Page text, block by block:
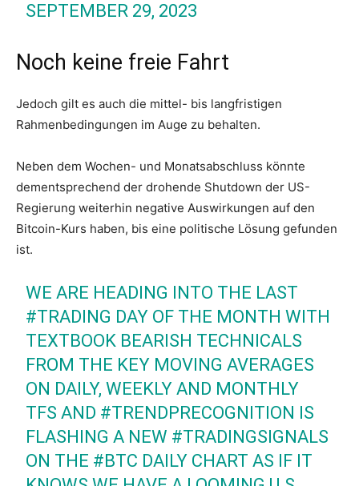
SEPTEMBER 29, 2023
Noch keine freie Fahrt
Jedoch gilt es auch die mittel- bis langfristigen
Rahmenbedingungen im Auge zu behalten.
Neben dem Wochen- und Monatsabschluss könnte
dementsprechend der drohende Shutdown der US-
Regierung weiterhin negative Auswirkungen auf den
Bitcoin-Kurs haben, bis eine politische Lösung gefunden
ist.
WE ARE HEADING INTO THE LAST
#TRADING DAY OF THE MONTH WITH
TEXTBOOK BEARISH TECHNICALS
FROM THE KEY MOVING AVERAGES
ON DAILY, WEEKLY AND MONTHLY
TFS AND #TRENDPRECOGNITION IS
FLASHING A NEW #TRADINGSIGNALS
ON THE #BTC DAILY CHART AS IF IT